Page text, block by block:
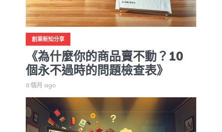
創業新知分享
《為什麼你的商品賣不動？10
個永不過時的問題檢查表》
8 個月 ago